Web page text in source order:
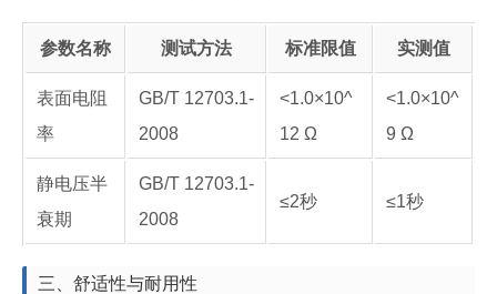
参数名称 测试方法 标准限值 实测值
表面电阻
率
GB/T 12703.1-
2008
<1.0×10^
12 Ω
<1.0×10^
9 Ω
静电压半
衰期
GB/T 12703.1-
2008
≤2秒 ≤1秒
三、舒适性与耐用性